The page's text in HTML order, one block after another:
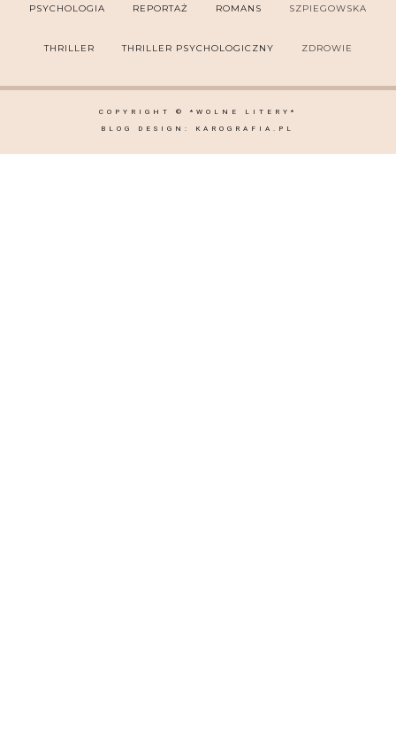
PSYCHOLOGIA REPORTAŻ ROMANS SZPIEGOWSKA
THRILLER THRILLER PSYCHOLOGICZNY ZDROWIE
COPYRIGHT © *WOLNE LITERY*
BLOG DESIGN: KAROGRAFIA.PL